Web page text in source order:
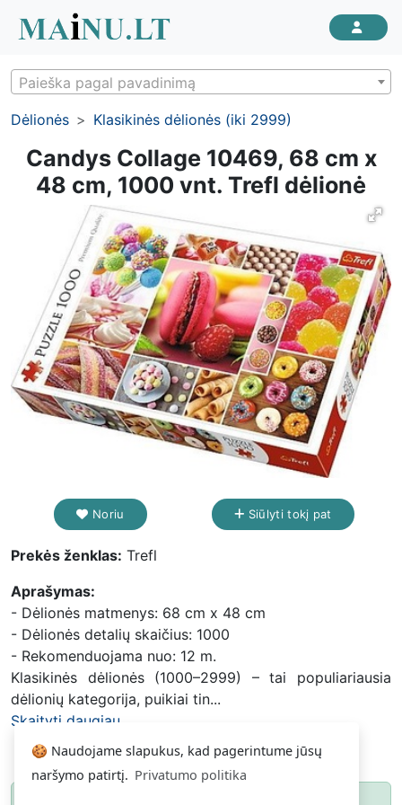
🍪 Naudojame slapukus, kad pagerintume jūsų
naršymo patirtį. Privatumo politika
Paieška pagal pavadinimą
Dėlionės Klasikinės dėlionės (iki 2999)
Candys Collage 10469, 68 cm x
48 cm, 1000 vnt. Trefl dėlionė
Noriu Siūlyti tokį pat
Prekės ženklas: Trefl
Aprašymas:
- Dėlionės matmenys: 68 cm x 48 cm
- Dėlionės detalių skaičius: 1000
- Rekomenduojama nuo: 12 m.
Klasikinės dėlionės (1000–2999) – tai populiariausia
dėlionių kategorija, puikiai tin...
Skaityti daugiau...